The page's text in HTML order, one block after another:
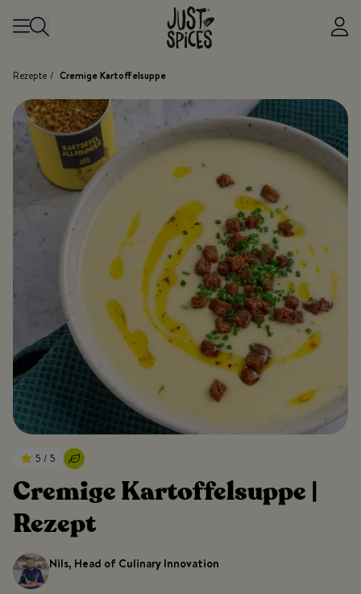
Rezepte / Cremige Kartoffelsuppe
5 / 5
Cremige Kartoffelsuppe |
Rezept
Nils, Head of Culinary Innovation